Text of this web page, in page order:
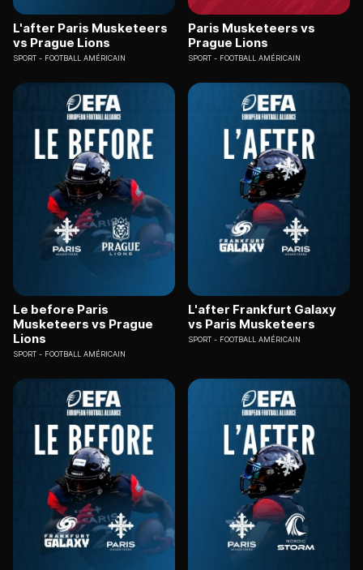
L'after Paris Musketeers
vs Prague Lions
SPORT FOOTBALL AMÉRICAIN
Paris Musketeers vs
Prague Lions
SPORT FOOTBALL AMÉRICAIN
Le before Paris
Musketeers vs Prague
Lions
SPORT FOOTBALL AMÉRICAIN
L'after Frankfurt Galaxy
vs Paris Musketeers
SPORT FOOTBALL AMÉRICAIN